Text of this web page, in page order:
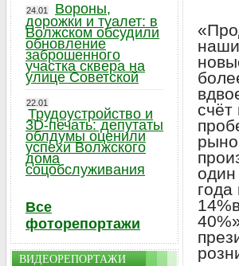
счёт
24.01
Вороны,
дорожки и туалет: в
Волжском обсудили
обновление
заброшенного
участка сквера на
улице Советской
22.01
Трудоустройство и
3D-печать: депутаты
облдумы оценили
успехи Волжского
дома
соцобслуживания
Все
фоторепортажи
ВИДЕОРЕПОРТАЖИ